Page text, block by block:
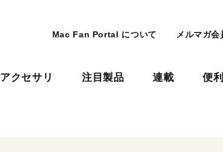
Mac Fan Portal について メルマガ会
アクセサリ 注目製品 連載 便